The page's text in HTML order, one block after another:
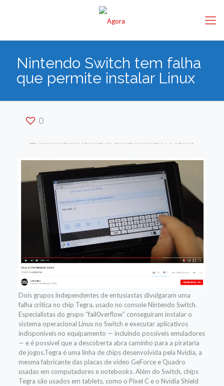
Nintendo Switch tem falha
que permite instalar Linux
0
Dois grupos independentes de entusiastas divulgaram uma
falha crítica no chip Tegra, usado no console Nintendo Switch.
Especialistas do grupo “fail0verflow” conseguiram instalar o
sistema operacional Linux no Switch e executar aplicativos
indisponíveis no equipamento — incluindo possíveis emuladores
— e é possível que a descoberta abra caminho para a pirataria
de jogos.Tegra é uma linha de chips desenvolvida pela Nvidia, a
mesma fabricante das placas de vídeo GeForce e Quadro
usadas em computadores e notebooks. Além do Switch, chips
Tegra são usados em tablets, como o Pixel C e o Nvidia Shield